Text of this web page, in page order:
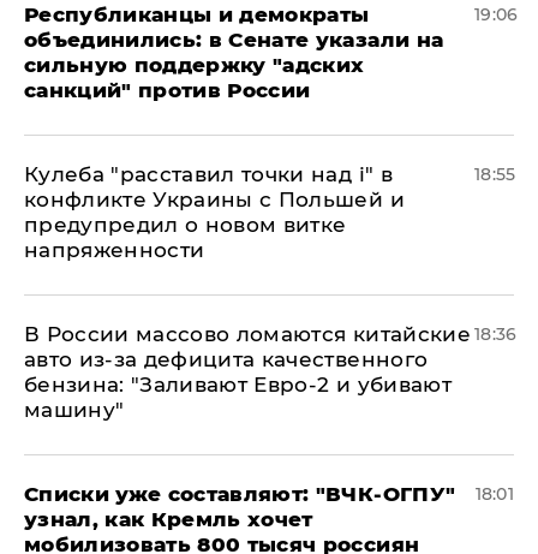
Республиканцы и демократы
объединились: в Сенате указали на
сильную поддержку "адских
санкций" против России
19:06
Кулеба "расставил точки над і" в
конфликте Украины с Польшей и
предупредил о новом витке
напряженности
18:55
В России массово ломаются китайские
авто из-за дефицита качественного
бензина: "Заливают Евро-2 и убивают
машину"
18:36
Списки уже составляют: "ВЧК-ОГПУ"
узнал, как Кремль хочет
мобилизовать 800 тысяч россиян
18:01